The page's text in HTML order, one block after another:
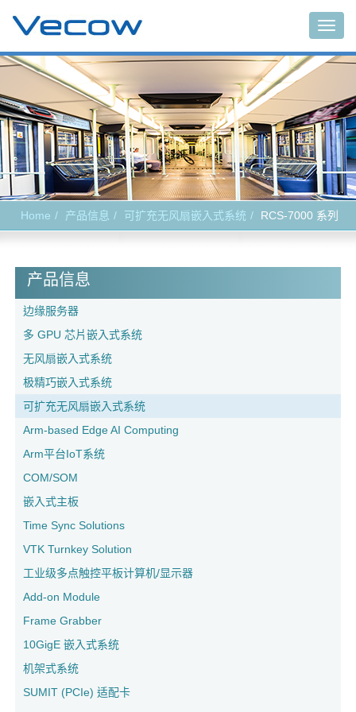
Home 产品信息 可扩充无风扇嵌入式系统 RCS-7000 系列
产品信息
边缘服务器
多 GPU 芯片嵌入式系统
无风扇嵌入式系统
极精巧嵌入式系统
可扩充无风扇嵌入式系统
Arm-based Edge AI Computing
Arm平台IoT系统
COM/SOM
嵌入式主板
Time Sync Solutions
VTK Turnkey Solution
工业级多点触控平板计算机/显示器
Add-on Module
Frame Grabber
10GigE 嵌入式系统
机架式系统
SUMIT (PCIe) 适配卡